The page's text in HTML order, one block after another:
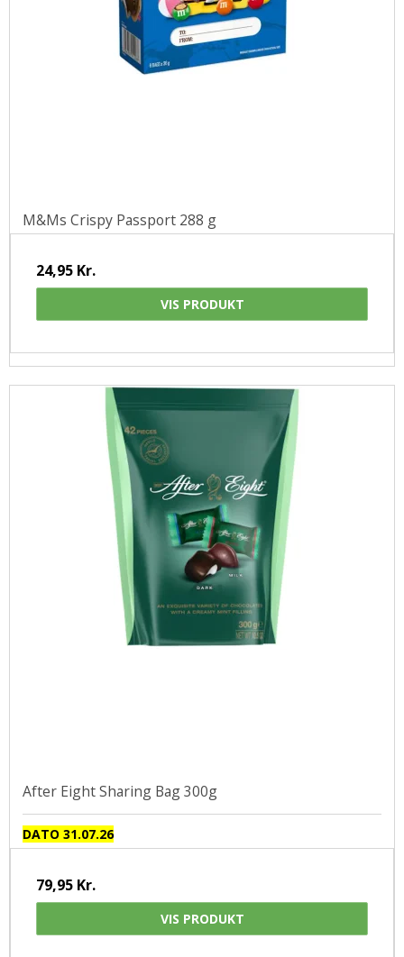
M&Ms Crispy Passport 288 g
24,95 Kr.
VIS PRODUKT
After Eight Sharing Bag 300g
DATO 31.07.26
79,95 Kr.
VIS PRODUKT